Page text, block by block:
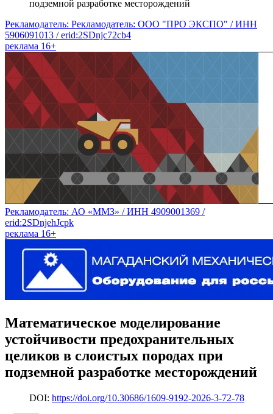
подземной разработке месторождений
Рекламодатель: Рекламодатель: ООО "ПРО ЭКСПО" / ИНН
5906091013 / erid:2SDnjc72cb4
реклама 16+
Рекламодатель: АО «ММЗ» / ИНН 4909001369 /
erid:2SDnjehJcpk
реклама 16+
Математическое моделирование
устойчивости предохранительных
целиков в слоистых породах при
подземной разработке месторождений
DOI: https://doi.org/10.30686/1609-9192-2026-3-72-78